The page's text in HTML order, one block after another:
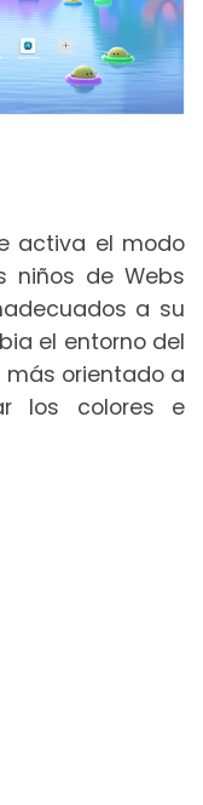
activa el modo
niños de Webs
a su
el entorno del
orientado a
los colores e